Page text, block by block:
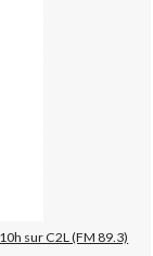
sur C2L (FM 89.3)